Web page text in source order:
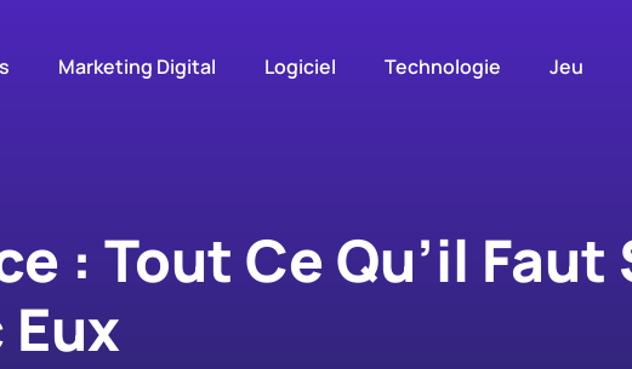
Marketing Digital Logiciel Technologie Jeu
: Tout Ce Qu’il